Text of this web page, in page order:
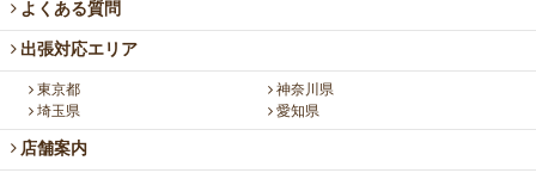
よくある質問
出張対応エリア
東京都
神奈川県
埼玉県
愛知県
店舗案内